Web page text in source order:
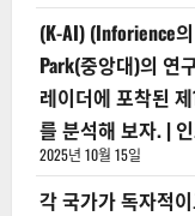
(K-AI) (Inforience
Park(중앙대)의 연
레이더에 포착된
를 분석해 보자. |
2025년 10월 15일
각 국가가 독자적